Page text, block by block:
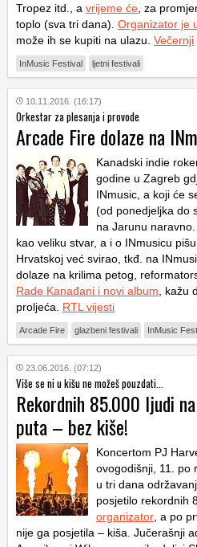
Tropez itd., a vrijeme će , za
toplo (sva tri dana). Organizator je
može ih se kupiti na ulazu. Večernji
InMusic Festival ljetni festivali
10.11.2016. (16:17)
Orkestar za plesanja i provode
Arcade Fire dolaze na
Kanadski indie
godine u Zagreb
INmusic, a koji će
(od ponedjeljka do
na Jarunu naravno.
kao veliku stvar, a i o INmusicu
Hrvatskoj već svirao, tkđ. na
dolaze na krilima petog,
Rade Kanađani i novi album , kažu
proljeća. RTL vijesti
Arcade Fire glazbeni festivali InMusic
23.06.2016. (07:12)
Više se ni u kišu ne možeš pouzdati...
Rekordnih 85.000 ljudi
puta – bez kiše!
Koncertom PJ
ovogodišnji, 11. po
u tri dana
posjetilo rekordnih
organizator , a po
nije ga posjetila – kiša. Jučerašnji